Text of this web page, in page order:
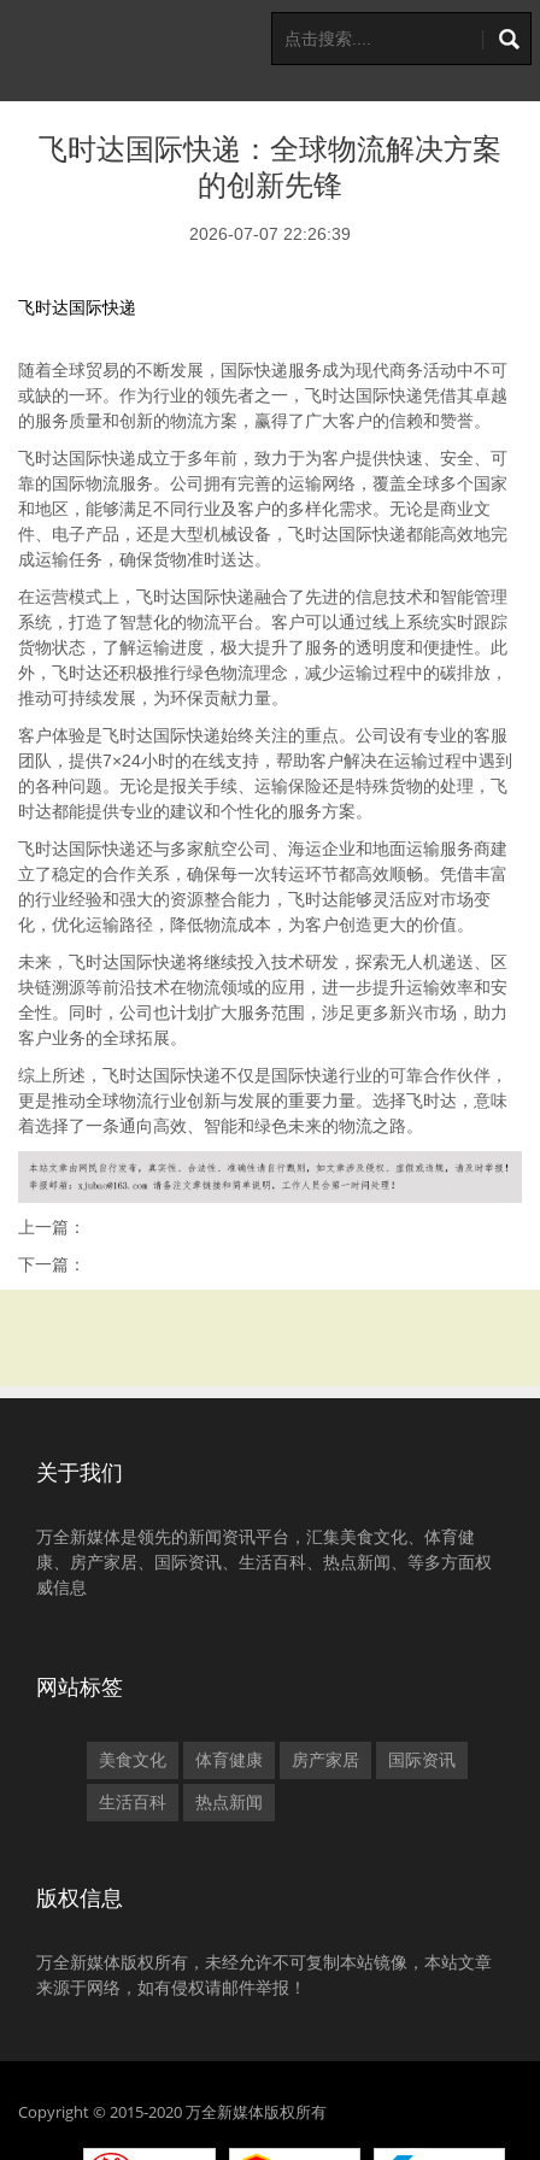
飞时达国际快递：全球物流解决方案
的创新先锋
2026-07-07 22:26:39
飞时达国际快递
随着全球贸易的不断发展，国际快递服务成为现代商务活动中不可
或缺的一环。作为行业的领先者之一，飞时达国际快递凭借其卓越
的服务质量和创新的物流方案，赢得了广大客户的信赖和赞誉。
飞时达国际快递成立于多年前，致力于为客户提供快速、安全、可
靠的国际物流服务。公司拥有完善的运输网络，覆盖全球多个国家
和地区，能够满足不同行业及客户的多样化需求。无论是商业文
件、电子产品，还是大型机械设备，飞时达国际快递都能高效地完
成运输任务，确保货物准时送达。
在运营模式上，飞时达国际快递融合了先进的信息技术和智能管理
系统，打造了智慧化的物流平台。客户可以通过线上系统实时跟踪
货物状态，了解运输进度，极大提升了服务的透明度和便捷性。此
外，飞时达还积极推行绿色物流理念，减少运输过程中的碳排放，
推动可持续发展，为环保贡献力量。
客户体验是飞时达国际快递始终关注的重点。公司设有专业的客服
团队，提供7×24小时的在线支持，帮助客户解决在运输过程中遇到
的各种问题。无论是报关手续、运输保险还是特殊货物的处理，飞
时达都能提供专业的建议和个性化的服务方案。
飞时达国际快递还与多家航空公司、海运企业和地面运输服务商建
立了稳定的合作关系，确保每一次转运环节都高效顺畅。凭借丰富
的行业经验和强大的资源整合能力，飞时达能够灵活应对市场变
化，优化运输路径，降低物流成本，为客户创造更大的价值。
未来，飞时达国际快递将继续投入技术研发，探索无人机递送、区
块链溯源等前沿技术在物流领域的应用，进一步提升运输效率和安
全性。同时，公司也计划扩大服务范围，涉足更多新兴市场，助力
客户业务的全球拓展。
综上所述，飞时达国际快递不仅是国际快递行业的可靠合作伙伴，
更是推动全球物流行业创新与发展的重要力量。选择飞时达，意味
着选择了一条通向高效、智能和绿色未来的物流之路。
上一篇：
下一篇：
关于我们
万全新媒体是领先的新闻资讯平台，汇集美食文化、体育健
康、房产家居、国际资讯、生活百科、热点新闻、等多方面权
威信息
网站标签
美食文化 体育健康 房产家居 国际资讯
生活百科 热点新闻
版权信息
万全新媒体版权所有，未经允许不可复制本站镜像，本站文章
来源于网络，如有侵权请邮件举报！
Copyright © 2015-2020 万全新媒体版权所有